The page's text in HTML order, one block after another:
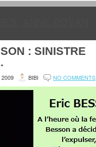
: SINISTRE
2009 BIBI NO COMMENTS